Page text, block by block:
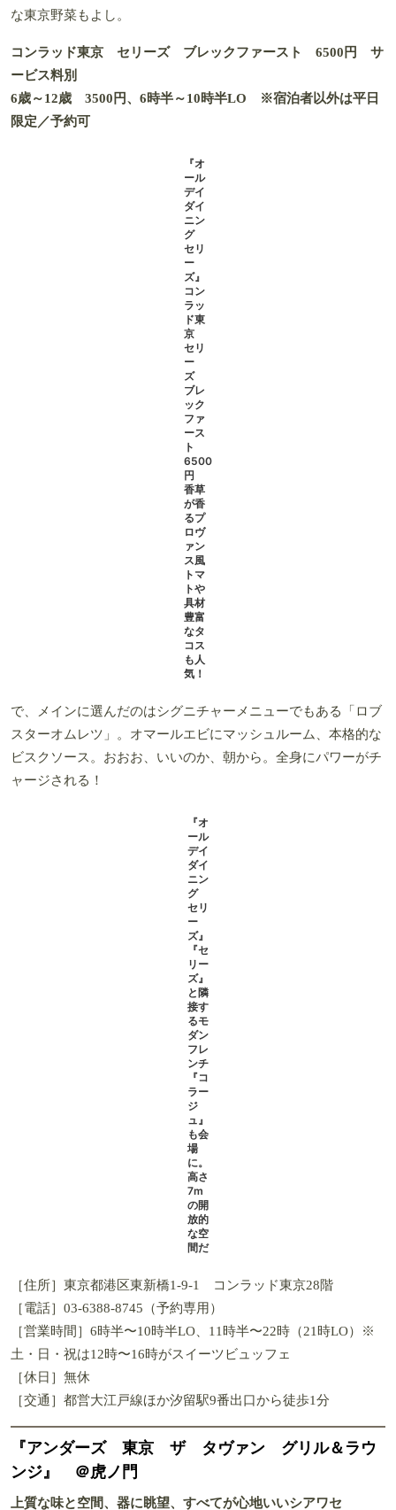
な東京野菜もよし。
コンラッド東京 セリーズ ブレックファースト 6500円
サ
ービス料別
6歳～12歳 3500円、6時半～10時半LO ※宿泊者以外は平日
限定／予約可
『オールデイダイニング セリーズ』コンラッド東京 セリーズ ブレックフ
ァースト 6500円 香草が香るプロヴァンス風トマトや具材豊富なタコスも
人気！
スターオムレツ」。オマールエビにマッシュルーム、本格的な
ビスクソース。おおお、いいのか、朝から。全身にパワーがチ
『オールデイダイニング セリーズ』『セリーズ』と隣接するモダンフレンチ
『コラージュ』も会場に。高さ7mの開放的な空間だ